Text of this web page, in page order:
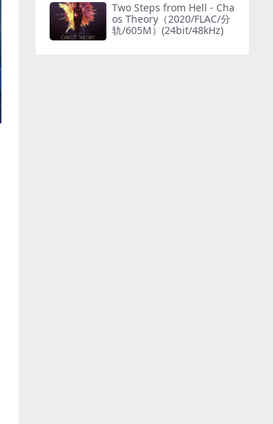
Two Steps from Hell - Cha
os Theory（2020/FLAC/分
轨/605M）(24bit/48kHz)